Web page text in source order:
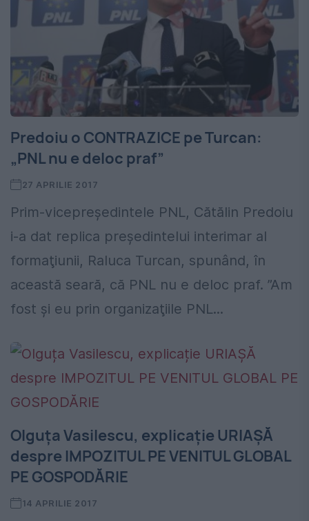
Predoiu o CONTRAZICE pe Turcan:
„PNL nu e deloc praf”
27 APRILIE 2017
Prim-vicepreşedintele PNL, Cătălin Predoiu
i-a dat replica preşedintelui interimar al
formaţiunii, Raluca Turcan, spunând, în
această seară, că PNL nu e deloc praf. ”Am
fost şi eu prin organizaţiile PNL...
Olguța Vasilescu, explicație URIAȘĂ
despre IMPOZITUL PE VENITUL GLOBAL
PE GOSPODĂRIE
14 APRILIE 2017